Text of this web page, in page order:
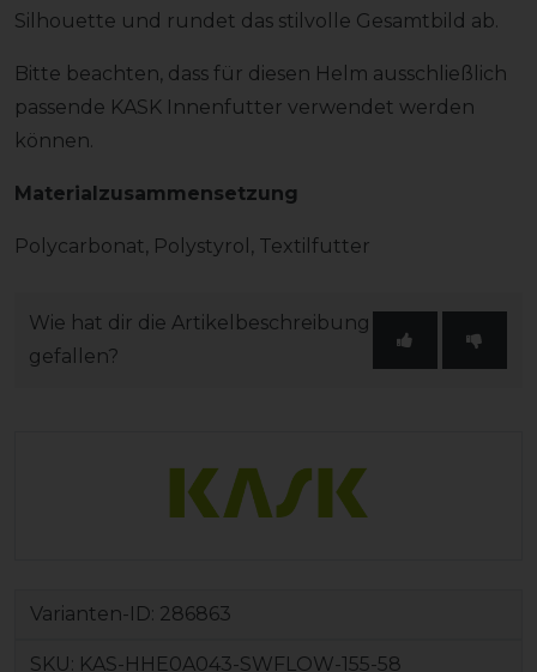
Silhouette und rundet das stilvolle Gesamtbild ab.
Bitte beachten, dass für diesen Helm ausschließlich
passende KASK Innenfutter verwendet werden
können.
Materialzusammensetzung
Polycarbonat, Polystyrol, Textilfutter
Wie hat dir die Artikelbeschreibung
gefallen?
Varianten-ID: 286863
SKU: KAS-HHE0A043-SWFLOW-155-58